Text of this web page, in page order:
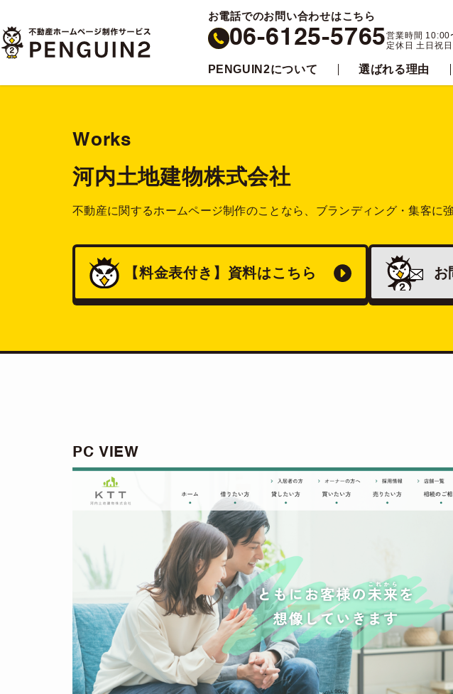
お電話でのお問い合わせはこちら
06-6125-5765営業時間 10:00
定休日 土日祝日
PENGUIN2について 選ばれる理由
Works
河内土地建物株式会社
不動産に関するホームページ制作のことなら、 ブランディング・集客に
【料金表付き】 資料はこちら お
PC VIEW